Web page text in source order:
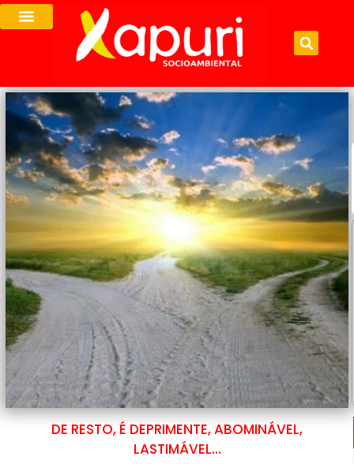
DE RESTO, É DEPRIMENTE, ABOMINÁVEL,
LASTIMÁVEL…